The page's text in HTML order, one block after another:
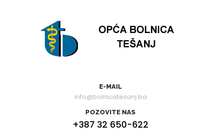
E-MAIL
info@bolnicatesanj.ba
POZOVITE NAS
+387 32 650-622